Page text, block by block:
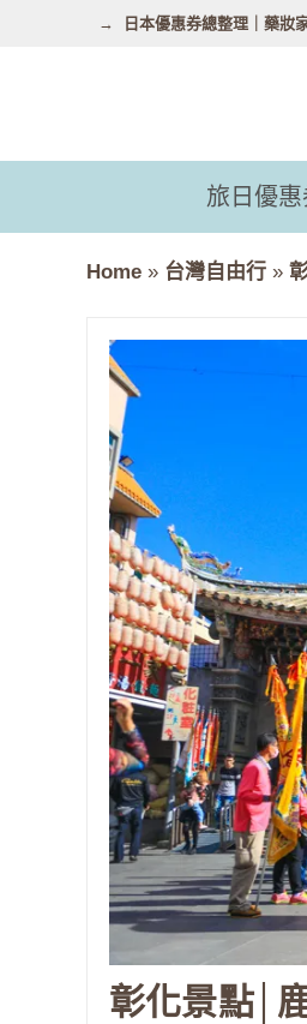
容
日本優惠券總整理｜藥妝
旅日優
Home » 台灣自由行 »
彰化景點│